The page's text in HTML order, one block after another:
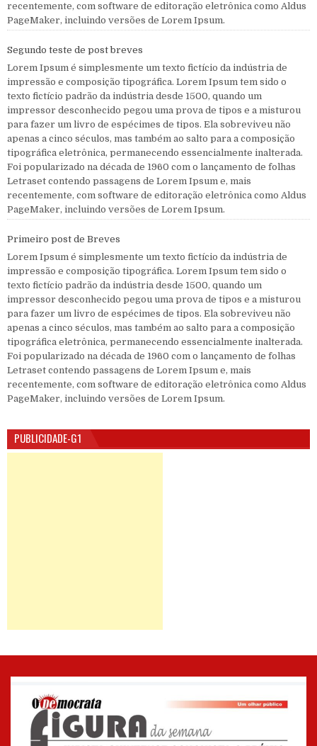
recentemente, com software de editoração eletrônica como Aldus
PageMaker, incluindo versões de Lorem Ipsum.
Segundo teste de post breves
Lorem Ipsum é simplesmente um texto fictício da indústria de
impressão e composição tipográfica. Lorem Ipsum tem sido o
texto fictício padrão da indústria desde 1500, quando um
impressor desconhecido pegou uma prova de tipos e a misturou
para fazer um livro de espécimes de tipos. Ela sobreviveu não
apenas a cinco séculos, mas também ao salto para a composição
tipográfica eletrônica, permanecendo essencialmente inalterada.
Foi popularizado na década de 1960 com o lançamento de folhas
Letraset contendo passagens de Lorem Ipsum e, mais
recentemente, com software de editoração eletrônica como Aldus
PageMaker, incluindo versões de Lorem Ipsum.
Primeiro post de Breves
Lorem Ipsum é simplesmente um texto fictício da indústria de
impressão e composição tipográfica. Lorem Ipsum tem sido o
texto fictício padrão da indústria desde 1500, quando um
impressor desconhecido pegou uma prova de tipos e a misturou
para fazer um livro de espécimes de tipos. Ela sobreviveu não
apenas a cinco séculos, mas também ao salto para a composição
tipográfica eletrônica, permanecendo essencialmente inalterada.
Foi popularizado na década de 1960 com o lançamento de folhas
Letraset contendo passagens de Lorem Ipsum e, mais
recentemente, com software de editoração eletrônica como Aldus
PageMaker, incluindo versões de Lorem Ipsum.
PUBLICIDADE-G1